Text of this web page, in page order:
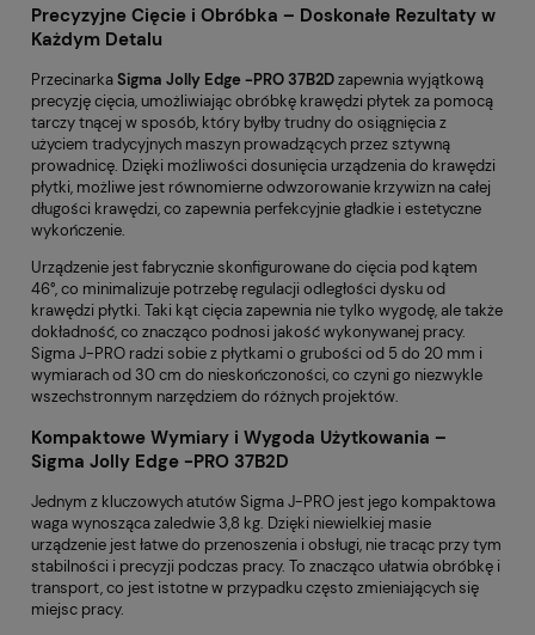
Precyzyjne Cięcie i Obróbka – Doskonałe Rezultaty w
Każdym Detalu
PrzecinarkaSigma Jolly Edge -PRO 37B2Dzapewnia wyjątkową
precyzję cięcia, umożliwiając obróbkę krawędzi płytek za pomocą
tarczy tnącej w sposób, który byłby trudny do osiągnięcia z
użyciem tradycyjnych maszyn prowadzących przez sztywną
prowadnicę. Dzięki możliwości dosunięcia urządzenia do krawędzi
płytki, możliwe jest równomierne odwzorowanie krzywizn na całej
długości krawędzi, co zapewnia perfekcyjnie gładkie i estetyczne
wykończenie.
Urządzenie jest fabrycznie skonfigurowane do cięcia pod kątem
46°, co minimalizuje potrzebę regulacji odległości dysku od
krawędzi płytki. Taki kąt cięcia zapewnia nie tylko wygodę, ale także
dokładność, co znacząco podnosi jakość wykonywanej pracy.
Sigma J-PRO radzi sobie z płytkami o grubości od 5 do 20 mm i
wymiarach od 30 cm do nieskończoności, co czyni go niezwykle
wszechstronnym narzędziem do różnych projektów.
Kompaktowe Wymiary i Wygoda Użytkowania –
Sigma Jolly Edge -PRO 37B2D
Jednym z kluczowych atutów Sigma J-PRO jest jego kompaktowa
waga wynosząca zaledwie 3,8 kg. Dzięki niewielkiej masie
urządzenie jest łatwe do przenoszenia i obsługi, nie tracąc przy tym
stabilności i precyzji podczas pracy. To znacząco ułatwia obróbkę i
transport, co jest istotne w przypadku często zmieniających się
miejsc pracy.